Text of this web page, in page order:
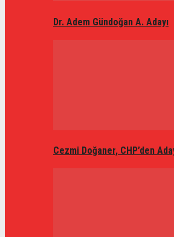
Dr. Adem Gündoğan A. Adayı
Cezmi Doğaner, CHP’den